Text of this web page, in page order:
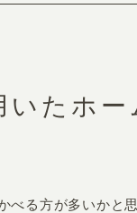
ユー
いたホー
る方が多いかと思